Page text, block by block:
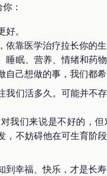
：
。
靠医学治疗拉长你的生
眠、营养、情绪和药
己想做的事，我们都希
们活多久。可能并不
我们来说是不好的，
不妨碍他在可生育阶
幸福、快乐，才是长寿